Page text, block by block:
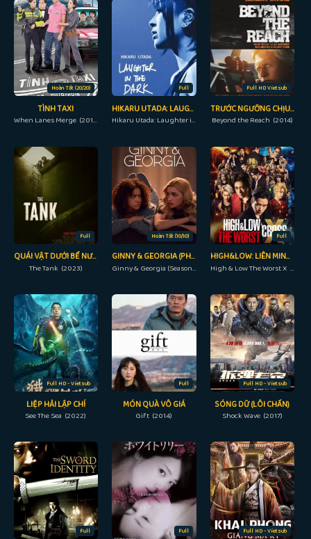
Hoàn Tất (20/20)
TÌNH TAXI
When Lanes Merge (2010)
Full
HIKARU UTADA: LAUGHTER IN THE DARK TOUR 2018
Hikaru Utada: Laughter in the Dark Tour 2018 (2019)
Full HD Vietsub
TRƯỚC NGƯỠNG CHỊU ĐỰNG
Beyond the Reach (2014)
Full
QUÁI VẬT DƯỚI BỂ NƯỚC
The Tank (2023)
Hoàn Tất (10/10)
GINNY & GEORGIA (PHẦN 2)
Ginny & Georgia (Season 2) (2023)
Full
HIGH&LOW: LIÊN MINH TAM TRUNG
High & Low The Worst X (2022)
Full HD - Vietsub
LIỆP HẢI LẬP CHÍ
See The Sea (2022)
Full
MÓN QUÀ VÔ GIÁ
Gift (2014)
Full HD - Vietsub
SÓNG DỮ (LÔI CHẤN)
Shock Wave (2017)
Full Full Full HD - Vietsub